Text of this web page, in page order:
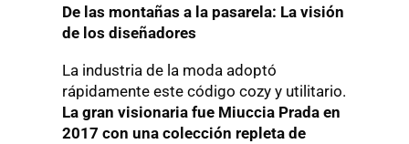
De las montañas a la pasarela: La visión
de los diseñadores
La industria de la moda adoptó
rápidamente este código cozy y utilitario.
La gran visionaria fue Miuccia Prada en
2017 con una colección repleta de